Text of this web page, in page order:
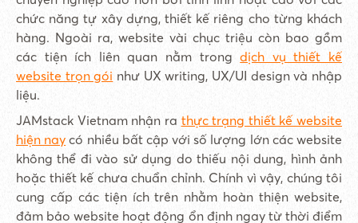
chức năng tự xây dựng, thiết kế riêng cho từng khách
hàng. Ngoài ra, website vài chục triệu còn bao gồm
các tiện ích liên quan nằm trongdịch vụ thiết kế
website trọn gói như UX writing, UX/UI design và nhập
liệu.
JAMstack Vietnam nhận ra thực trạng thiết kế website
hiện nay có nhiều bất cập với số lượng lớn các website
không thể đi vào sử dụng do thiếu nội dung, hình ảnh
hoặc thiết kế chưa chuẩn chỉnh. Chính vì vậy, chúng tôi
cung cấp các tiện ích trên nhằm hoàn thiện website,
đảm bảo website hoạt động ổn định ngay từ thời điểm